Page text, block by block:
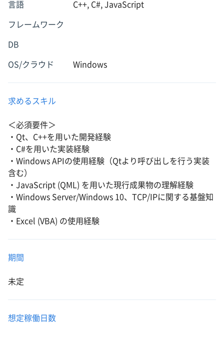
言語 C++, C#, JavaScript
フレームワーク
DB
OS/クラウド Windows
求めるスキル
＜必須要件＞
・Qt、C++を用いた開発経験
・C#を用いた実装経験
・Windows APIの使用経験（Qtより呼び出しを行う実装
含む）
・JavaScript (QML) を用いた現行成果物の理解経験
・Windows Server/Windows 10、TCP/IPに関する基盤知
識
・Excel (VBA) の使用経験
期間
未定
想定稼働日数